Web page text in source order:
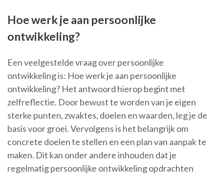
Hoe werk je aan persoonlijke
ontwikkeling?
Een veelgestelde vraag over persoonlijke
ontwikkeling is: Hoe werk je aan persoonlijke
ontwikkeling? Het antwoord hierop begint met
zelfreflectie. Door bewust te worden van je eigen
sterke punten, zwaktes, doelen en waarden, leg je de
basis voor groei. Vervolgens is het belangrijk om
concrete doelen te stellen en een plan van aanpak te
maken. Dit kan onder andere inhouden dat je
regelmatig persoonlijke ontwikkeling opdrachten